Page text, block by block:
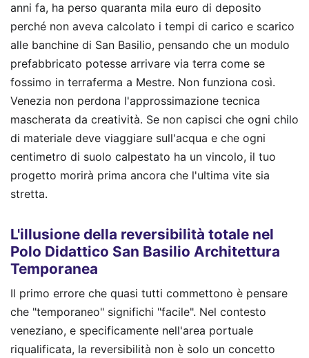
anni fa, ha perso quaranta mila euro di deposito
perché non aveva calcolato i tempi di carico e scarico
alle banchine di San Basilio, pensando che un modulo
prefabbricato potesse arrivare via terra come se
fossimo in terraferma a Mestre. Non funziona così.
Venezia non perdona l'approssimazione tecnica
mascherata da creatività. Se non capisci che ogni chilo
di materiale deve viaggiare sull'acqua e che ogni
centimetro di suolo calpestato ha un vincolo, il tuo
progetto morirà prima ancora che l'ultima vite sia
stretta.
L'illusione della reversibilità totale nel
Polo Didattico San Basilio Architettura
Temporanea
Il primo errore che quasi tutti commettono è pensare
che "temporaneo" significhi "facile". Nel contesto
veneziano, e specificamente nell'area portuale
riqualificata, la reversibilità non è solo un concetto